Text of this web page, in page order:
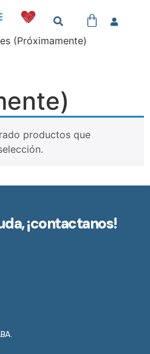
(Próximamente)
productos que
¡contactanos!